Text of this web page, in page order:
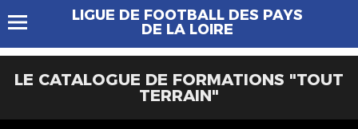
LIGUE DE FOOTBALL DES PAYS
DE LA LOIRE
LE CATALOGUE DE FORMATIONS "TOUT
TERRAIN"